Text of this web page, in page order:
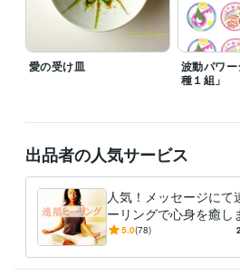
愛の受け皿
波動パワ
種１組」
出品者の人気サービス
人気！メッセージにて
ーリングで心身を癒し
［波動］お悩みをメッ
癒します
5.0(78)